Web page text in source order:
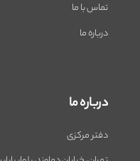
تماس با ما
درباره ما
درباره ما
دفتر مرکزی